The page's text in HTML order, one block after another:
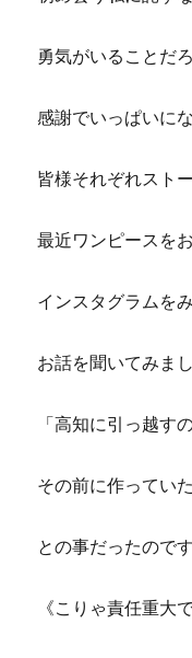
勇気がいることだ
感謝でいっぱいに
皆様それぞれスト
最近ワンピースを
インスタグラムを
お話を聞いてみま
「高知に引っ越す
その前に作ってい
との事だったので
《こりゃ責任重大